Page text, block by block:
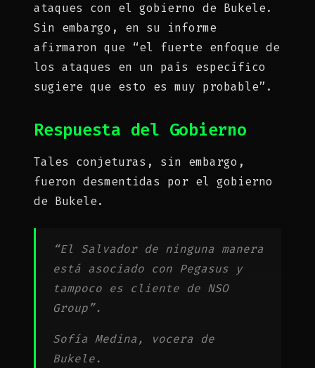
ataques con el gobierno de Bukele.
Sin embargo, en su informe
afirmaron que “el fuerte enfoque de
los ataques en un país específico
sugiere que esto es muy probable”.
Respuesta del Gobierno
Tales conjeturas, sin embargo,
fueron desmentidas por el gobierno
de Bukele.
“El Salvador de ninguna manera
está asociado con Pegasus y
tampoco es cliente de NSO
Group”.
Sofía Medina, vocera de
Bukele.